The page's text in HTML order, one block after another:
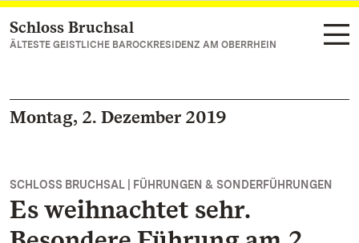
Zum Hauptinhalt springen
Schloss Bruchsal
ÄLTESTE GEISTLICHE BAROCKRESIDENZ AM OBERRHEIN
Montag, 2. Dezember 2019
SCHLOSS BRUCHSAL | FÜHRUNGEN & SONDERFÜHRUNGEN
Es weihnachtet sehr.